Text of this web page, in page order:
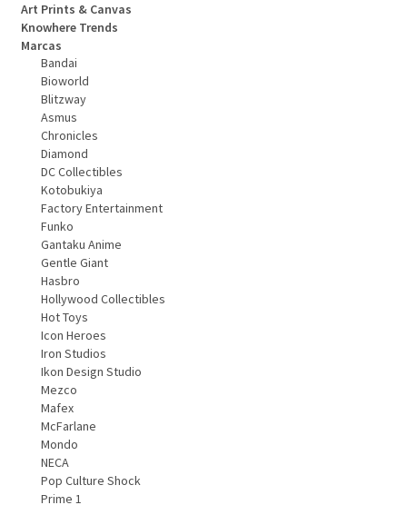
Art Prints & Canvas
Knowhere Trends
Marcas
Bandai
Bioworld
Blitzway
Asmus
Chronicles
Diamond
DC Collectibles
Kotobukiya
Factory Entertainment
Funko
Gantaku Anime
Gentle Giant
Hasbro
Hollywood Collectibles
Hot Toys
Icon Heroes
Iron Studios
Ikon Design Studio
Mezco
Mafex
McFarlane
Mondo
NECA
Pop Culture Shock
Prime 1